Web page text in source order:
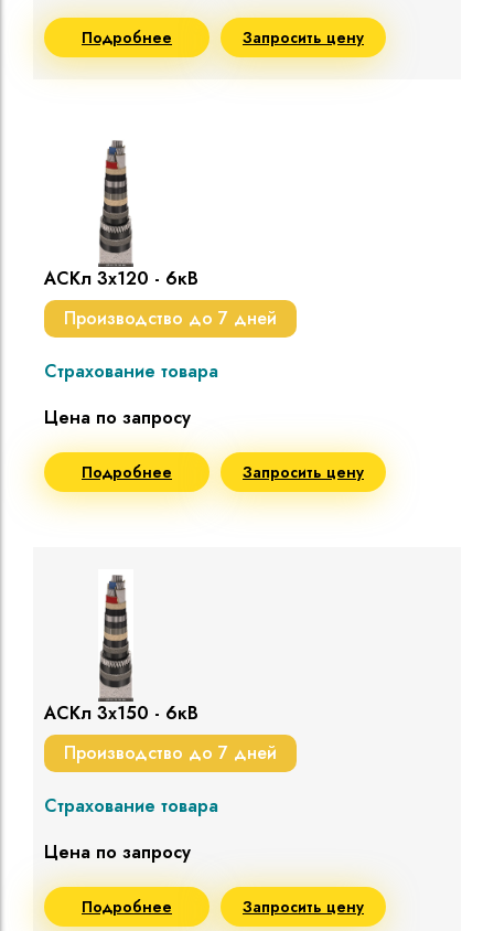
Подробнее Запросить цену
АСКл 3х120 - 6кВ
Производство до 7 дней
Страхование товара
Цена по запросу
Подробнее Запросить цену
АСКл 3х150 - 6кВ
Производство до 7 дней
Страхование товара
Цена по запросу
Подробнее Запросить цену